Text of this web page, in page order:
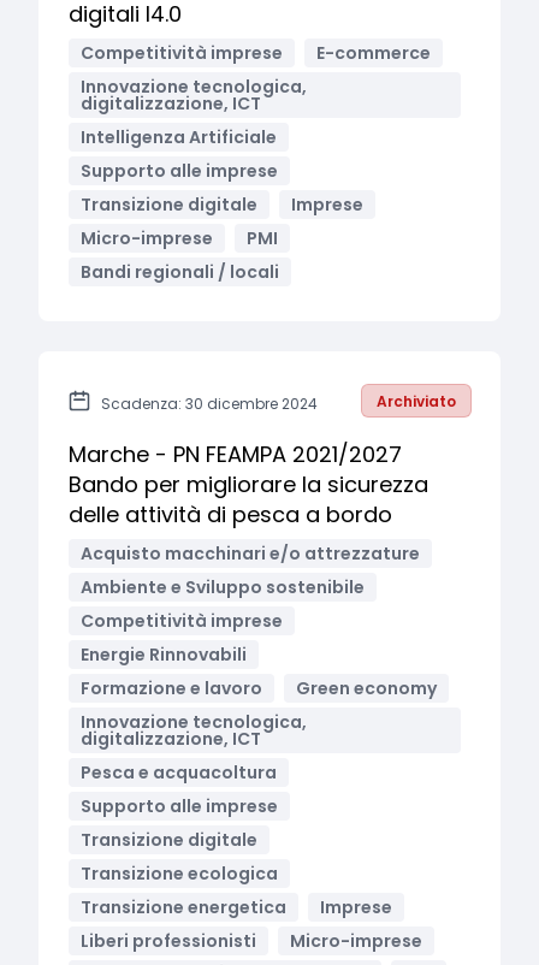
digitali I4.0
Competitività imprese
E-commerce
Innovazione tecnologica,
digitalizzazione, ICT
Intelligenza Artificiale
Supporto alle imprese
Transizione digitale
Imprese
Micro-imprese
PMI
Bandi regionali / locali
Scadenza: 30 dicembre 2024 Archiviato
Marche - PN FEAMPA 2021/2027
Bando per migliorare la sicurezza
delle attività di pesca a bordo
Acquisto macchinari e/o attrezzature
Ambiente e Sviluppo sostenibile
Competitività imprese
Energie Rinnovabili
Formazione e lavoro
Green economy
Innovazione tecnologica,
digitalizzazione, ICT
Pesca e acquacoltura
Supporto alle imprese
Transizione digitale
Transizione ecologica
Transizione energetica
Imprese
Liberi professionisti
Micro-imprese